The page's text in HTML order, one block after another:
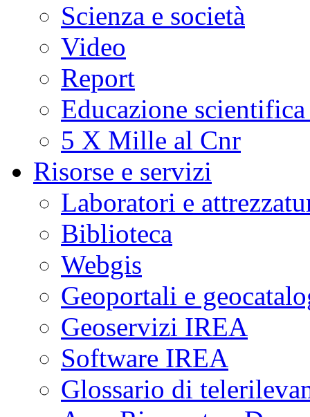
Scienza e società
Video
Report
Educazione
5 X Mille al Cnr
Risorse e servizi
Laboratori e
Biblioteca
Webgis
Geoportali e
Geoservizi IREA
Software IREA
Glossario di